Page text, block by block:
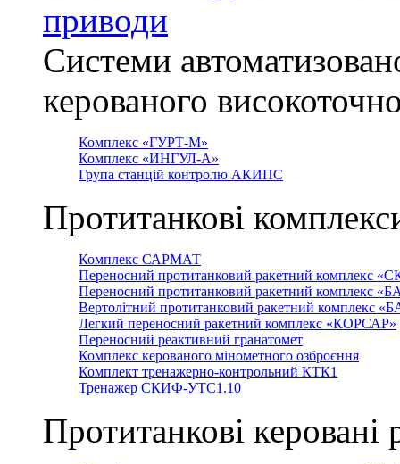
приводи
Системи
керованого
Комплекс «ГУРТ-М»
Комплекс «ИНГУЛ-А»
Група станцій контролю АКИПС
Протитанкові
Комплекс САРМАТ
Переносний протитанковий ракетний комплекс
Переносний протитанковий ракетний комплекс
Вертолітний протитанковий ракетний комплекс
Легкий переносний ракетний комплекс «КОРСАР»
Переносний реактивний гранатомет
Комплекс керованого мінометного озброєння
Комплект тренажерно-контрольний КТК1
Тренажер СКИФ-УТС1.10
Протитанкові керовані